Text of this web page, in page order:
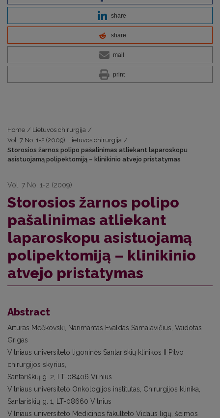
share
share
mail
print
Home / Lietuvos chirurgija /
Vol. 7 No. 1-2 (2009): Lietuvos chirurgija /
Storosios žarnos polipo pašalinimas atliekant laparoskopu
asistuojamą polipektomiją – klinikinio atvejo pristatymas
Vol. 7 No. 1-2 (2009)
Storosios žarnos polipo
pašalinimas atliekant
laparoskopu asistuojamą
polipektomiją – klinikinio
atvejo pristatymas
Abstract
Artūras Mečkovski, Narimantas Evaldas Samalavičius, Vaidotas
Grigas
Vilniaus universiteto ligoninės Santariškių klinikos II Pilvo
chirurgijos skyrius,
Santariškių g. 2, LT-08406 Vilnius
Vilniaus universiteto Onkologijos institutas, Chirurgijos klinika,
Santariškių g. 1, LT-08660 Vilnius
Vilniaus universiteto Medicinos fakulteto Vidaus ligų, šeimos